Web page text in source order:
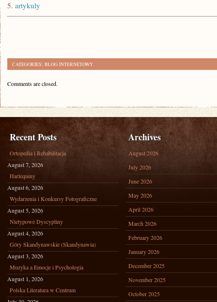
5. artykuly
CATEGORIES: BLOG INTERNETOWY
Comments are closed.
Recent Posts
Ortopedia i Rehabilitacja
August 7, 2026
Harlequiny
August 6, 2026
Wydarzenia i Konkursy Fotograficzne
August 5, 2026
Nietypowe Dyscypliny
August 4, 2026
Góry Skandynawskie (Skandynawia)
August 3, 2026
Muzyka a Emocje i Psychologia
August 1, 2026
Polska Literatura w Centrum
Archives
August 2026
July 2026
June 2026
May 2026
April 2026
March 2026
February 2026
January 2026
December 2025
November 2025
October 2025